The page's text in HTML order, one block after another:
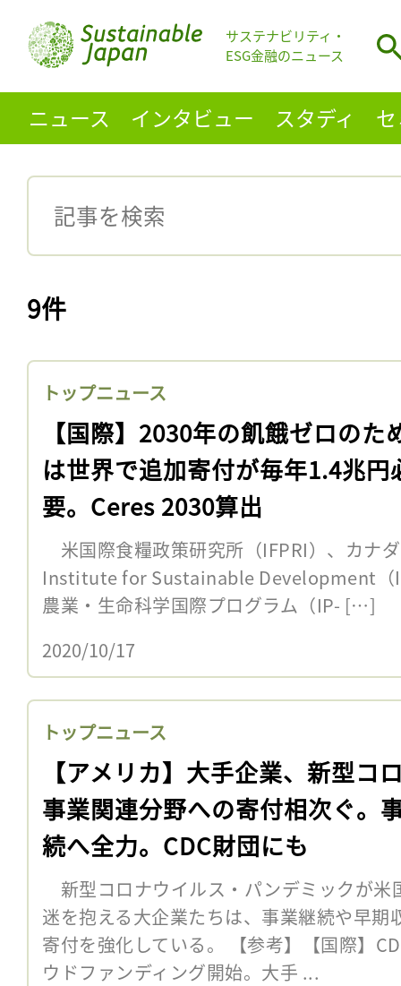
サステナビリティ・
ESG金融のニュース
ニュース インタビュー スタディ
9件
トップニュース
【国際】2030年の飢餓ゼロのた
は世界で追加寄付が毎年1.4兆円
要。Ceres 2030算出
米国際食糧政策研究所（IFPRI）、カナ
Institute for Sustainable Development（
農業・生命科学国際プログラム（IP- […]
2020/10/17
トップニュース
【アメリカ】大手企業、新型コ
事業関連分野への寄付相次ぐ。
続へ全力。CDC財団にも
新型コロナウイルス・パンデミックが米
迷を抱える大企業たちは、事業継続や早期
寄付を強化している。 【参考】【国際】
ウドファンディング開始。大手 ...